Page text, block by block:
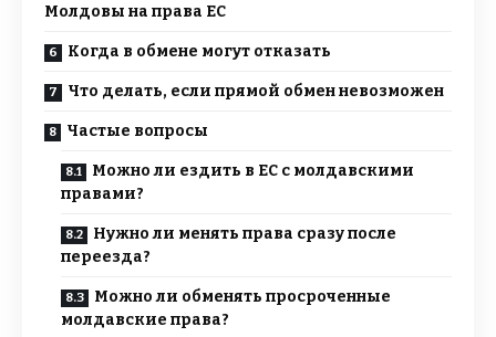
Молдовы на права ЕС
Когда в обмене могут отказать
Что делать, если прямой обмен невозможен
Частые вопросы
Можно ли ездить в ЕС с молдавскими
правами?
Нужно ли менять права сразу после
переезда?
Можно ли обменять просроченные
молдавские права?